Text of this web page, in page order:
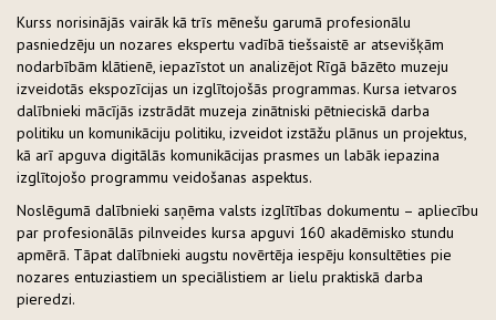
Kurss norisinājās vairāk kā trīs mēnešu garumā profesionālu
pasniedzēju un nozares ekspertu vadībā tiešsaistē ar atsevišķām
nodarbībām klātienē, iepazīstot un analizējot Rīgā bāzēto muzeju
izveidotās ekspozīcijas un izglītojošās programmas. Kursa ietvaros
dalībnieki mācījās izstrādāt muzeja zinātniski pētnieciskā darba
politiku un komunikāciju politiku, izveidot izstāžu plānus un projektus,
kā arī apguva digitālās komunikācijas prasmes un labāk iepazina
izglītojošo programmu veidošanas aspektus.
Noslēgumā dalībnieki saņēma valsts izglītības dokumentu – apliecību
par profesionālās pilnveides kursa apguvi 160 akadēmisko stundu
apmērā. Tāpat dalībnieki augstu novērtēja iespēju konsultēties pie
nozares entuziastiem un speciālistiem ar lielu praktiskā darba
pieredzi.